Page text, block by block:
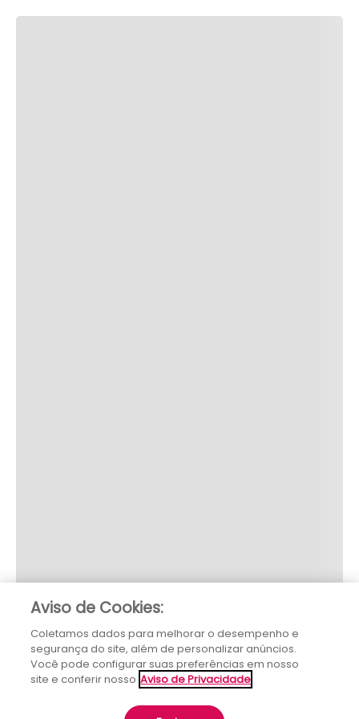
Aviso de Cookies:
Coletamos dados para melhorar o desempenho e
segurança do site, além de personalizar anúncios.
Você pode configurar suas preferências em nosso
site e conferir nosso Aviso de Privacidade